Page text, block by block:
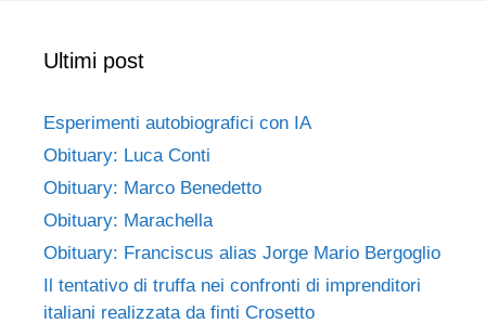
Ultimi post
Esperimenti autobiografici con IA
Obituary: Luca Conti
Obituary: Marco Benedetto
Obituary: Marachella
Obituary: Franciscus alias Jorge Mario Bergoglio
Il tentativo di truffa nei confronti di imprenditori
italiani realizzata da finti Crosetto